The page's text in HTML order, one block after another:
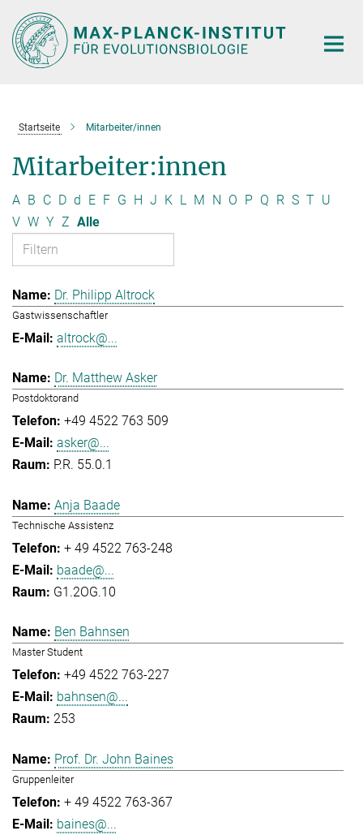
Hauptinhalt
Startseite Mitarbeiter/innen
Mitarbeiter:innen
A B C D d E F G H J K L M N O P Q R S T U
V W Y Z Alle
Dr. Philipp Altrock
Gastwissenschaftler
altrock@...
Dr. Matthew Asker
Postdoktorand
+49 4522 763 509
asker@...
P.R. 55.0.1
Anja Baade
Technische Assistenz
+ 49 4522 763-248
baade@...
G1.2OG.10
Ben Bahnsen
Master Student
+49 4522 763-227
bahnsen@...
253
Prof. Dr. John Baines
Gruppenleiter
+ 49 4522 763-367
baines@...